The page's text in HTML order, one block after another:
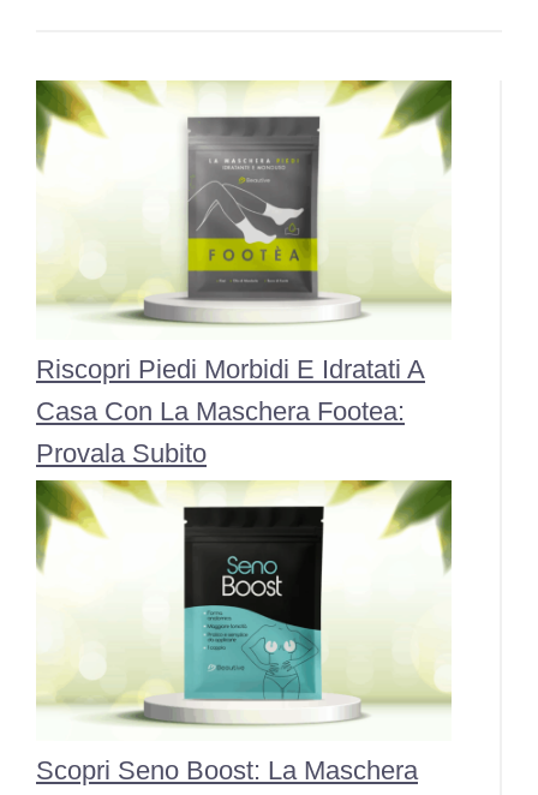
Riscopri Piedi Morbidi E Idratati A
Casa Con La Maschera Footea:
Provala Subito
Scopri Seno Boost: La Maschera